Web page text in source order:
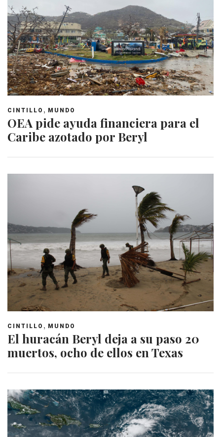
CINTILLO , MUNDO
OEA pide ayuda financiera para el
Caribe azotado por Beryl
CINTILLO , MUNDO
El huracán Beryl deja a su paso 20
muertos, ocho de ellos en Texas